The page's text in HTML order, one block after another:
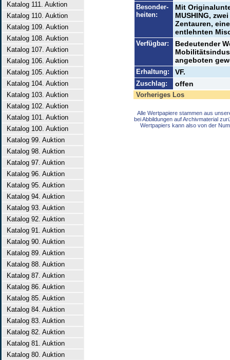
Katalog 111. Auktion
Katalog 110. Auktion
Katalog 109. Auktion
Katalog 108. Auktion
Katalog 107. Auktion
Katalog 106. Auktion
Katalog 105. Auktion
Katalog 104. Auktion
Katalog 103. Auktion
Katalog 102. Auktion
Katalog 101. Auktion
Katalog 100. Auktion
Katalog 99. Auktion
Katalog 98. Auktion
Katalog 97. Auktion
Katalog 96. Auktion
Katalog 95. Auktion
Katalog 94. Auktion
Katalog 93. Auktion
Katalog 92. Auktion
Katalog 91. Auktion
Katalog 90. Auktion
Katalog 89. Auktion
Katalog 88. Auktion
Katalog 87. Auktion
Katalog 86. Auktion
Katalog 85. Auktion
Katalog 84. Auktion
Katalog 83. Auktion
Katalog 82. Auktion
Katalog 81. Auktion
Katalog 80. Auktion
Besonder-
heiten:
Mit
MUSHING,
Zentauren,
entlehnten
Verfügbar:
Bedeutender
angeboten
Erhaltung: VF.
Zuschlag: offen
Vorheriges Los
Alle Wertpapiere stammen aus
bei Abbildungen auf Archivmaterial
Wertpapiers kann also von der